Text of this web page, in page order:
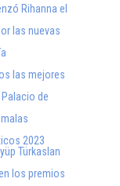
Rihanna el
las nuevas
las mejores
de
2023
Türkaslan
los premios